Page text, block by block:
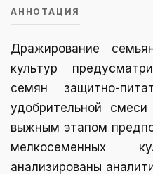
АННОТАЦИЯ
Дражирование
культур
семян защитно-
удобрительной
выжным этапом
мелкосеменных
анализированы